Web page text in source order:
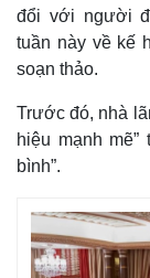
Thế giới
Quan sát
Cuộc sống đó đây
đổi với người
tuần này về kế
soạn thảo.
Trước đó, nhà
hiệu mạnh
bình”.